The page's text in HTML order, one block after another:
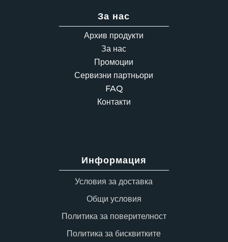
За нас
Архив продукти
За нас
Промоции
Сервизни партньори
FAQ
Контакти
Информация
Условия за доставка
Общи условия
Политика за поверителност
Политика за бисквитките